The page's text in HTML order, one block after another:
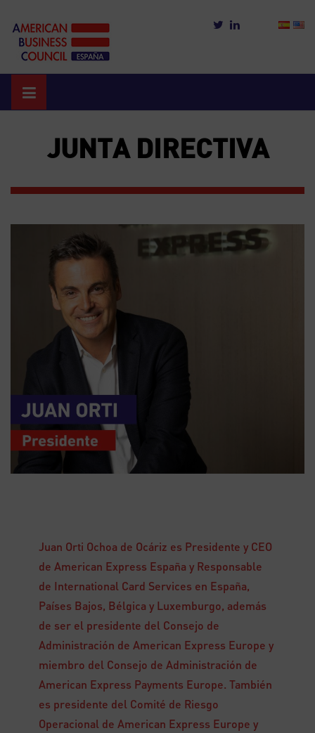
content
JUNTA DIRECTIVA
Juan Orti Ochoa de Ocáriz es Presidente y CEO
de American Express España y Responsable
de International Card Services en España,
Países Bajos, Bélgica y Luxemburgo, además
de ser el presidente del Consejo de
Administración de American Express Europe y
miembro del Consejo de Administración de
American Express Payments Europe. También
es presidente del Comité de Riesgo
Operacional de American Express Europe y